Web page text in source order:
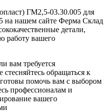
ГМ2,5-03.30.005 для
на нашем сайте Ферма Склад
детали,
работу вашего
вам требуется
обращаться к
помочь вам с выбором
профессионалам и
вашего